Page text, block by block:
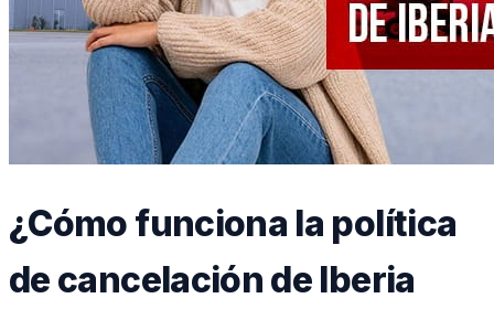
¿Cómo funciona la política
de cancelación de Iberia